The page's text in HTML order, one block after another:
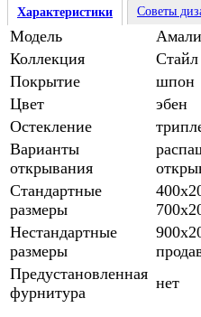
Характеристики Советы
Модель
Коллекция
Стайл
Покрытие
шпон
Цвет
эбен
Остекление
Варианты
открывания
Стандартные
размеры
Нестандартные
размеры
Предустановленная
фурнитура
нет